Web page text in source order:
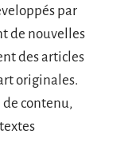
par
de nouvelles
des articles
originales.
contenu,